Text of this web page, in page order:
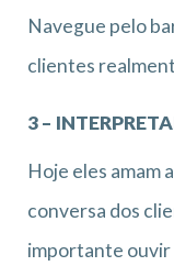
Navegue pelo
clientes
3 –
Hoje eles amam
conversa dos
importante ouvir